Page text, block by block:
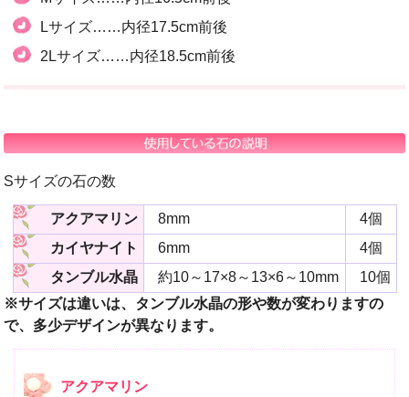
Lサイズ……内径17.5cm前後
2Lサイズ……内径18.5cm前後
Sサイズの石の数
アクアマリン 8mm
4個
カイヤナイト
6mm
4個
タンブル水晶
約10～17×8～13×6～10mm
10個
※サイズは違いは、タンブル水晶の形や数が変わりますの
で、多少デザインが異なります。
アクアマリン